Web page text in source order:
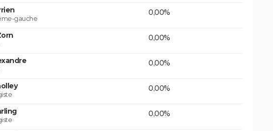
gauche
0,00%
0,00%
0,00%
0,00%
0,00%